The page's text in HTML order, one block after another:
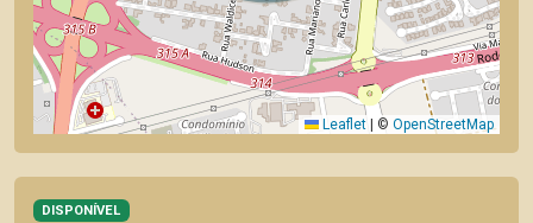
Leaflet © OpenStreetMap
DISPONÍVEL